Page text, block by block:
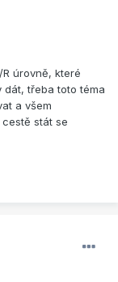
úrovně, které
dát, třeba toto téma
a všem
stát se